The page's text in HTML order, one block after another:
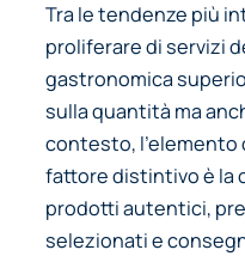
Tra le tendenze più
proliferare di servizi
gastronomica
sulla quantità ma
contesto, l’elemento
fattore distintivo è la
prodotti autentici,
selezionati e